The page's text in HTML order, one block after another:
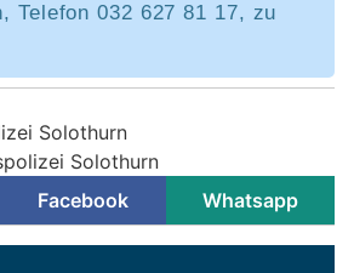
Telefon 032 627 81 17, zu
Solothurn
Solothurn
Facebook Whatsapp